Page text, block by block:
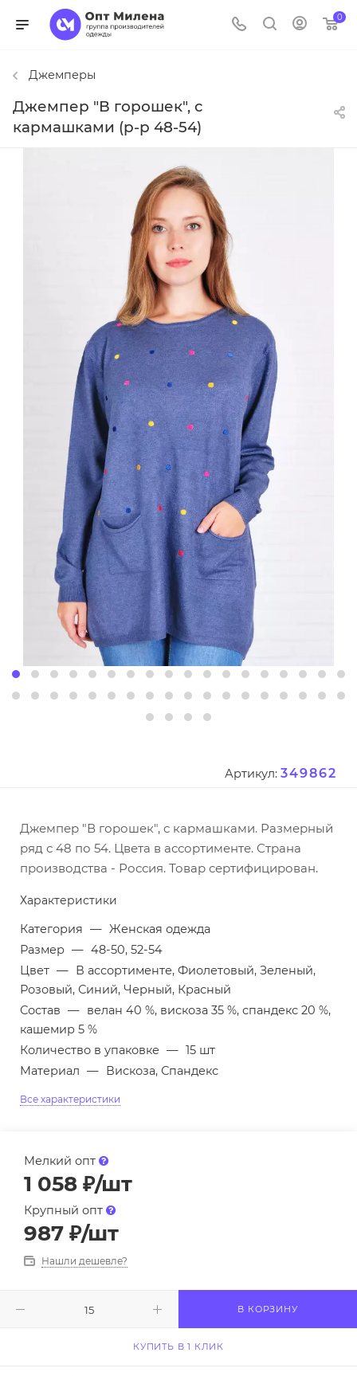
0
Джемперы
Джемпер "В горошек", с
кармашками (р-р 48-54)
Артикул: 349862
Джемпер "В горошек", с кармашками. Размерный
ряд с 48 по 54. Цвета в ассортименте. Страна
производства - Россия. Товар сертифицирован.
Характеристики
Категория — Женская одежда
Размер — 48-50, 52-54
Цвет — В ассортименте, Фиолетовый, Зеленый,
Розовый, Синий, Черный, Красный
Состав — велан 40 %, вискоза 35 %, спандекс 20 %,
кашемир 5 %
Количество в упаковке — 15 шт
Материал — Вискоза, Спандекс
Все характеристики
Мелкий опт
1 058 ₽/шт
Крупный опт
987 ₽/шт
Нашли дешевле?
В КОРЗИНУ
КУПИТЬ В 1 КЛИК